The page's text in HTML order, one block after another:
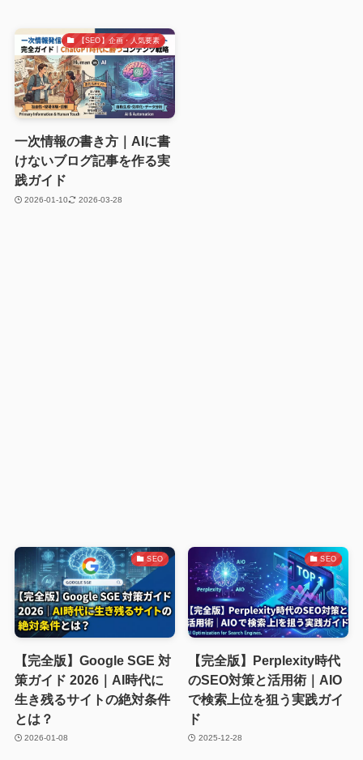
【SEO】企画・人気要素
一次情報の書き方｜AIに書
けないブログ記事を作る実
践ガイド
2026-01-10 2026-03-28
SEO
【完全版】Google SGE 対
策ガイド 2026｜AI時代に
生き残るサイトの絶対条件
とは？
2026-01-08
SEO
【完全版】Perplexity時代
のSEO対策と活用術｜AIO
で検索上位を狙う実践ガイ
ド
2025-12-28